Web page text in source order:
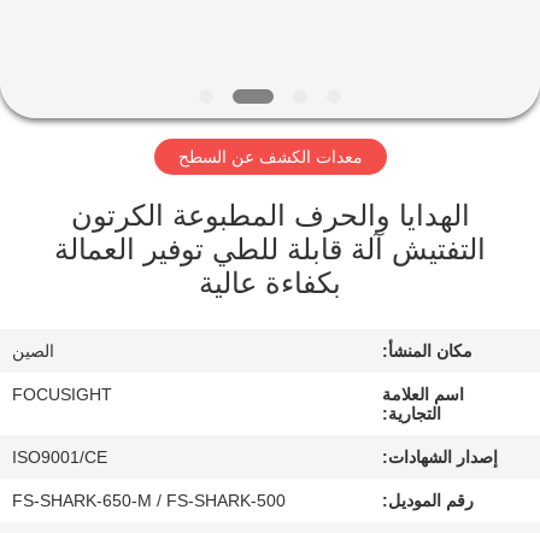
جولة
المعمل
الجودة
معدات الكشف عن السطح
الهدايا والحرف المطبوعة الكرتون
التفتيش آلة قابلة للطي توفير العمالة
بكفاءة عالية
مكان المنشأ: الصين
اسم العلامة
التجارية:
FOCUSIGHT
إصدار الشهادات: ISO9001/CE
رقم الموديل: FS-SHARK-650-M / FS-SHARK-500